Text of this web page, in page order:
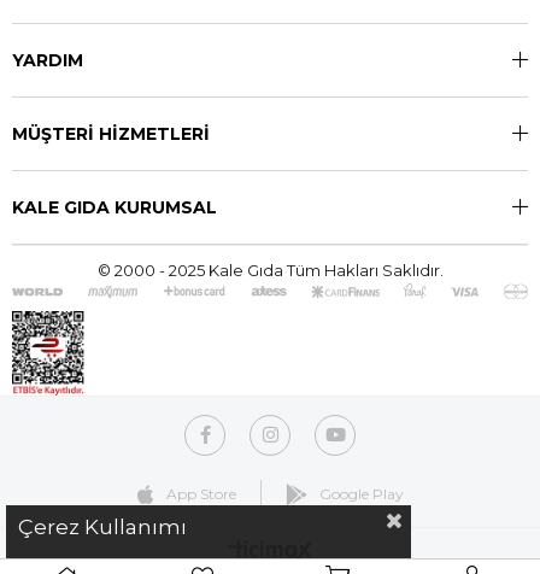
YARDIM
MÜŞTERİ HİZMETLERİ
KALE GIDA KURUMSAL
© 2000 - 2025 Kale Gıda Tüm Hakları Saklıdır.
App Store Google Play
Çerez Kullanımı